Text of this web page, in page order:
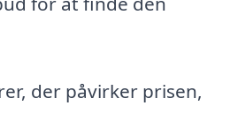
der påvirker prisen,